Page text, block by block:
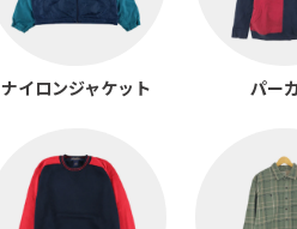
ナイロンジャケット パー